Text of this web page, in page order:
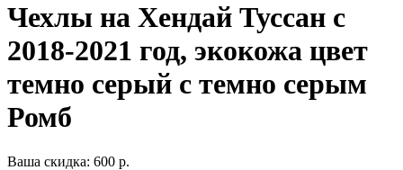
Чехлы на Хендай Туссан с
2018-2021 год, экокожа цвет
темно серый с темно серым
Ромб
Ваша скидка: 600 р.